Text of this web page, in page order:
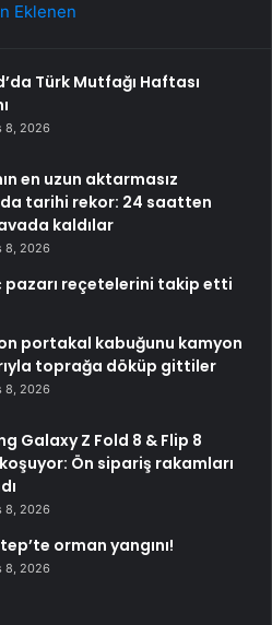
Eklenen
Türk Mutfağı Haftası
8, 2026
en uzun aktarmasız
tarihi rekor: 24 saatten
kaldılar
8, 2026
pazarı reçetelerini takip etti
portakal kabuğunu kamyon
toprağa döküp gittiler
8, 2026
Galaxy Z Fold 8 & Flip 8
Ön sipariş rakamları
8, 2026
orman yangını!
8, 2026